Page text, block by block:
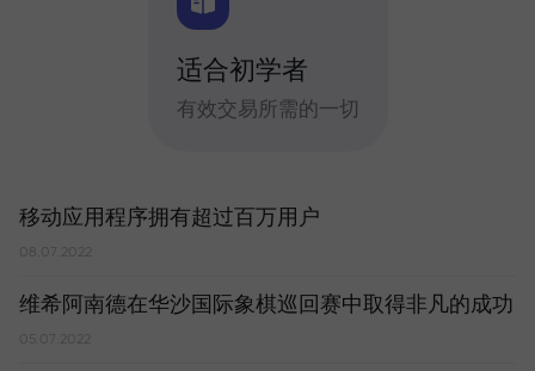
适合初学者
有效交易所需的一切
移动应用程序拥有超过百万用户
08.07.2022
维希阿南德在华沙国际象棋巡回赛中取得非凡的成功